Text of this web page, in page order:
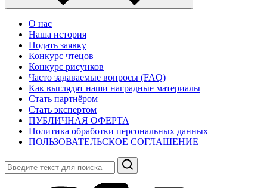
О нас
Наша история
Подать заявку
Конкурс чтецов
Конкурс рисунков
Часто задаваемые вопросы (FAQ)
Как выглядят наши наградные материалы
Стать партнёром
Стать экспертом
ПУБЛИЧНАЯ ОФЕРТА
Политика обработки персональных данных
ПОЛЬЗОВАТЕЛЬСКОЕ СОГЛАШЕНИЕ
Поиск